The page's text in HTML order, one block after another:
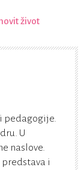
život
pedagogije.
U
naslove.
i